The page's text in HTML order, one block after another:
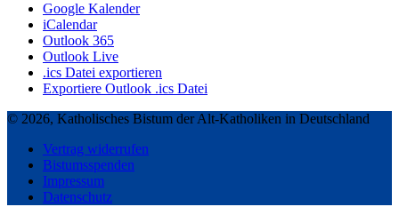
Google Kalender
iCalendar
Outlook 365
Outlook Live
.ics Datei exportieren
Exportiere Outlook .ics Datei
© 2026, Katholisches Bistum der Alt-Katholiken in Deutschland
Vertrag widerrufen
Bistumsspenden
Impressum
Datenschutz